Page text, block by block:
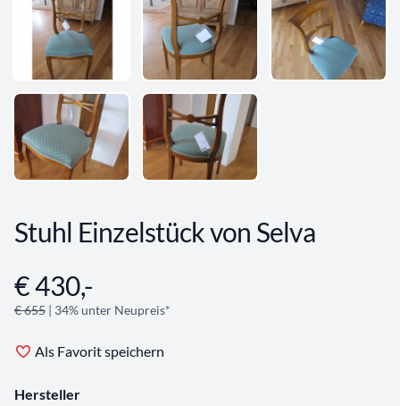
Stuhl Einzelstück von Selva
Angebotsinformationen
€ 430,-
€ 655 | 34% unter Neupreis*
Als Favorit speichern
Hersteller